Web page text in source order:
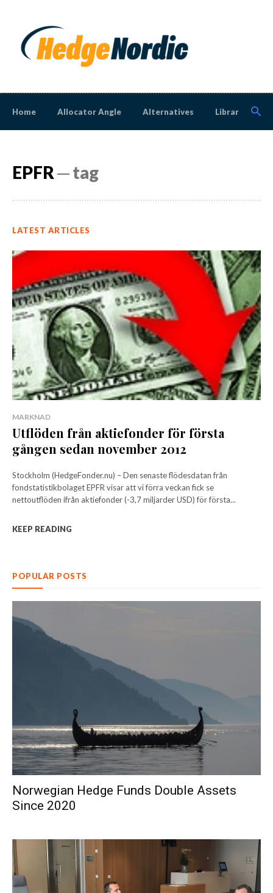
Home Allocator Angle Alternatives Library
EPFR─ tag
LATEST ARTICLES
MARKNAD
Utflöden från aktiefonder för första
gången sedan november 2012
Stockholm (HedgeFonder.nu) – Den senaste flödesdatan från
fondstatistikbolaget EPFR visar att vi förra veckan fick se
nettoutflöden ifrån aktiefonder (-3,7 miljarder USD) för första...
KEEP READING
POPULAR POSTS
Norwegian Hedge Funds Double Assets
Since 2020